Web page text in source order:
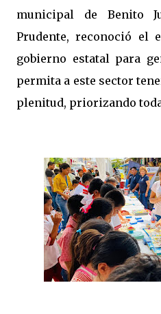
municipal de Benito
Prudente, reconoció el
gobierno estatal para
permita a este sector
plenitud, priorizando